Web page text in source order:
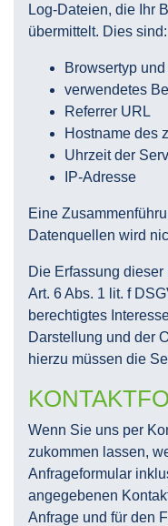
Log-Dateien, die Ihr
übermittelt. Dies sind:
Browsertyp
verwendetes
Referrer URL
Hostname des
Uhrzeit der
IP-Adresse
Eine
Datenquellen wird
Die Erfassung
Art. 6 Abs. 1 lit. f
berechtigtes
Darstellung und der
hierzu müssen die
Wenn Sie uns per
zukommen lassen,
Anfrageformular
angegebenen
Anfrage und für den